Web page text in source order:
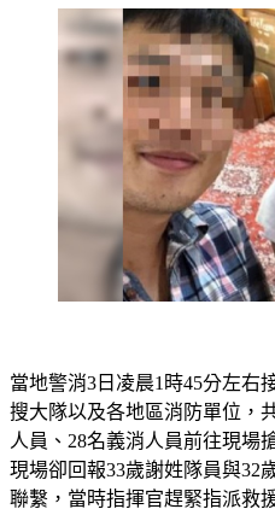
當地警消3日凌晨1時45分左右
搜大隊以及各地區消防單位，
人員、28名義消人員前往現場
現場卻回報33歲謝姓隊員與32
聯繫，當時指揮官趕緊指派救